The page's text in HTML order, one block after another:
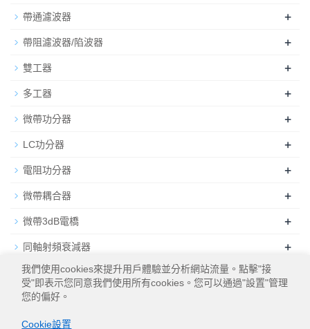
帶通濾波器 +
帶阻濾波器/陷波器 +
雙工器 +
多工器 +
微帶功分器 +
LC功分器 +
電阻功分器 +
微帶耦合器 +
微帶3dB電橋 +
同軸射頻衰減器 +
同軸射頻負載
我們使用cookies來提升用戶體驗並分析網站流量。點擊"接
受"即表示您同意我們使用所有cookies。您可以通過"設置"管理
您的偏好。
Cookie設置